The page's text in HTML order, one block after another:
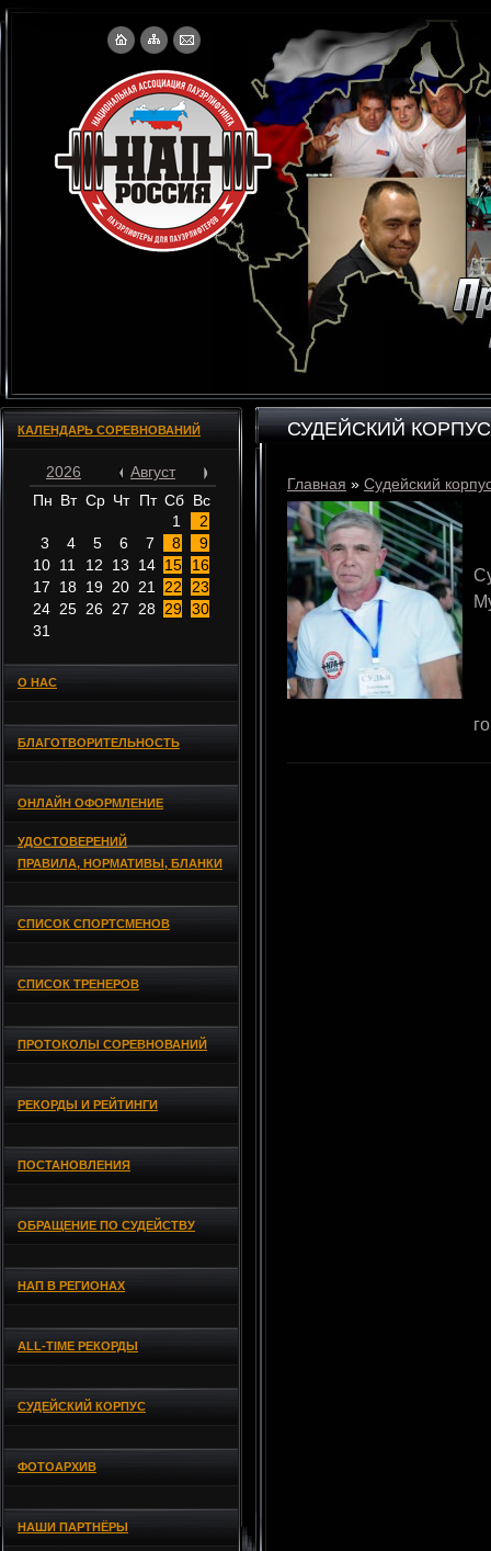
КАЛЕНДАРЬ СОРЕВНОВАНИЙ
2026
Август
Пн Вт Ср Чт Пт Сб Вс
1
2
3
4 5 6 7 8
9
10 11 12 13 14 15
16
17
18 19 20 21 22
23
24 25 26 27 28 29 30
31
О НАС
БЛАГОТВОРИТЕЛЬНОСТЬ
ОНЛАЙН ОФОРМЛЕНИЕ
УДОСТОВЕРЕНИЙ
ПРАВИЛА, НОРМАТИВЫ, БЛАНКИ
СПИСОК СПОРТСМЕНОВ
СПИСОК ТРЕНЕРОВ
ПРОТОКОЛЫ СОРЕВНОВАНИЙ
РЕКОРДЫ И РЕЙТИНГИ
ПОСТАНОВЛЕНИЯ
ОБРАЩЕНИЕ ПО СУДЕЙСТВУ
НАП В РЕГИОНАХ
ALL-TIME РЕКОРДЫ
СУДЕЙСКИЙ КОРПУС
ФОТОАРХИВ
НАШИ ПАРТНЁРЫ
СУДЕЙСКИЙ КОРПУС
Главная » Судейский